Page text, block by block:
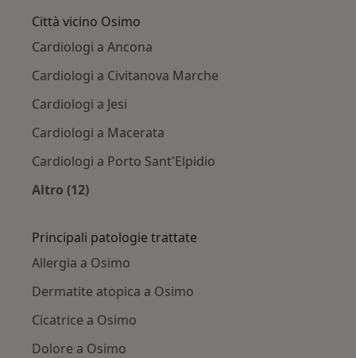
Città vicino Osimo
Cardiologi a Ancona
Cardiologi a Civitanova Marche
Cardiologi a Jesi
Cardiologi a Macerata
Cardiologi a Porto Sant'Elpidio
Altro (12)
Principali patologie trattate
Allergia a Osimo
Dermatite atopica a Osimo
Cicatrice a Osimo
Dolore a Osimo